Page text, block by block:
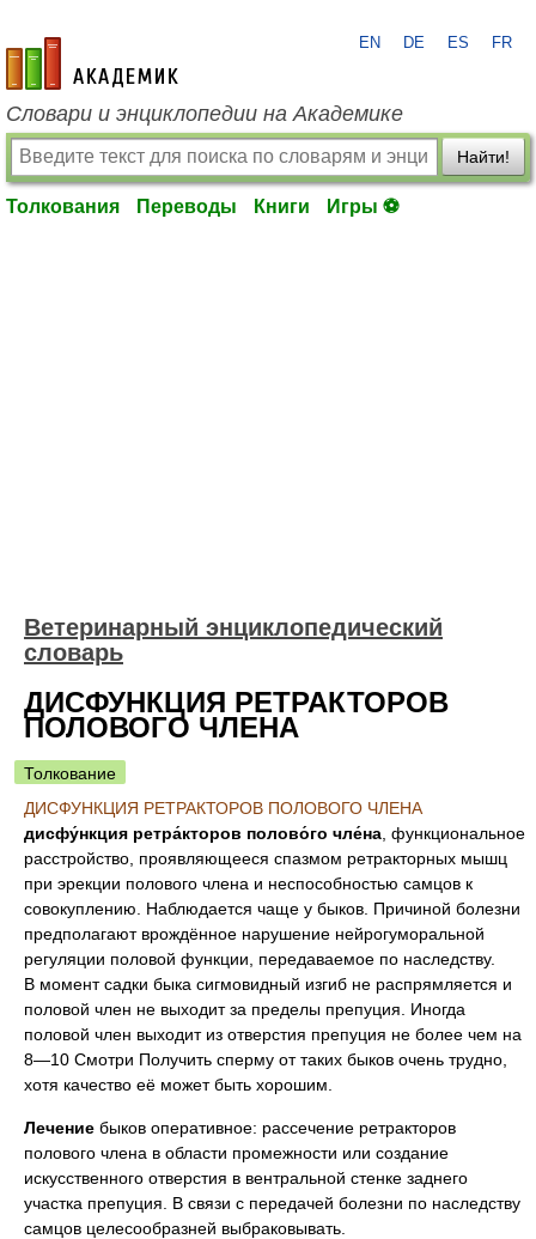
academic.ru
EN DE ES FR
Словари и энциклопедии на Академике
Найти!
Толкования Переводы Книги Игры ⚽
Ветеринарный энциклопедический
словарь
ДИСФУНКЦИЯ РЕТРАКТОРОВ
ПОЛОВОГО ЧЛЕНА
Толкование
ДИСФУНКЦИЯ РЕТРАКТОРОВ ПОЛОВОГО ЧЛЕНА
дисфу́нкция ретра́кторов полово́го чле́на , функциональное
расстройство, проявляющееся спазмом ретракторных мышц
при эрекции полового члена и неспособностью самцов к
совокуплению. Наблюдается чаще у быков. Причиной болезни
предполагают врождённое нарушение нейрогуморальной
регуляции половой функции, передаваемое по наследству.
В момент садки быка сигмовидный изгиб не распрямляется и
половой член не выходит за пределы препуция. Иногда
половой член выходит из отверстия препуция не более чем на
8—10 Смотри Получить сперму от таких быков очень трудно,
хотя качество её может быть хорошим.
Лечение быков оперативное: рассечение ретракторов
полового члена в области промежности или создание
искусственного отверстия в вентральной стенке заднего
участка препуция. В связи с передачей болезни по наследству
самцов целесообразней выбраковывать.